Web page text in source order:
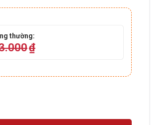
thường:
₫